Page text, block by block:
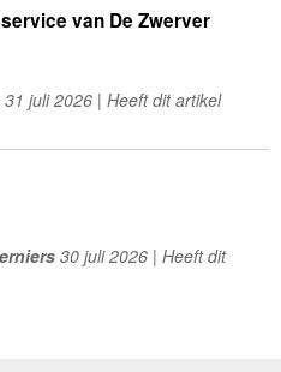
van De Zwerver
31 juli 2026 | Heeft dit artikel
30 juli 2026 | Heeft dit